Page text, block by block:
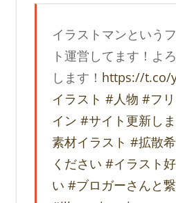
イラストマンという
ト運営してます！よ
します！ https://t.co/
イラスト #人物 #フ
イン #サイト更新し
素材イラスト #拡散
ください #イラスト
い #ブロガーさんと